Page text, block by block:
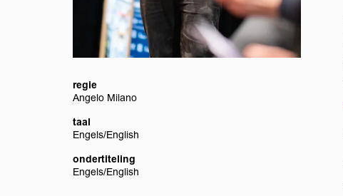
regie
Angelo Milano
taal
Engels/English
ondertiteling
Engels/English